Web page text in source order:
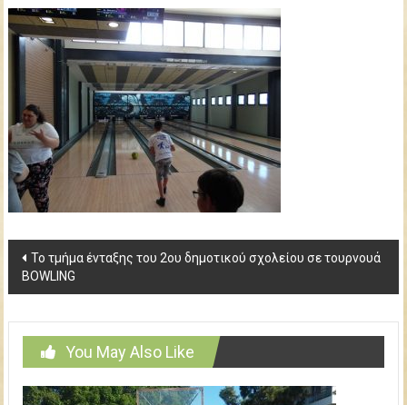
δημοτικού
σχολείου
Κω
Post
navigation
Το τμήμα ένταξης του 2ου δημοτικού σχολείου σε τουρνουά
BOWLING
You May Also Like